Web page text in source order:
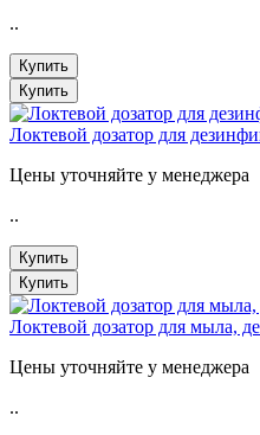
..
Купить
Купить
Локтевой дозатор для
Цены уточняйте у менеджера
..
Купить
Купить
Локтевой дозатор для мыла,
Цены уточняйте у менеджера
..